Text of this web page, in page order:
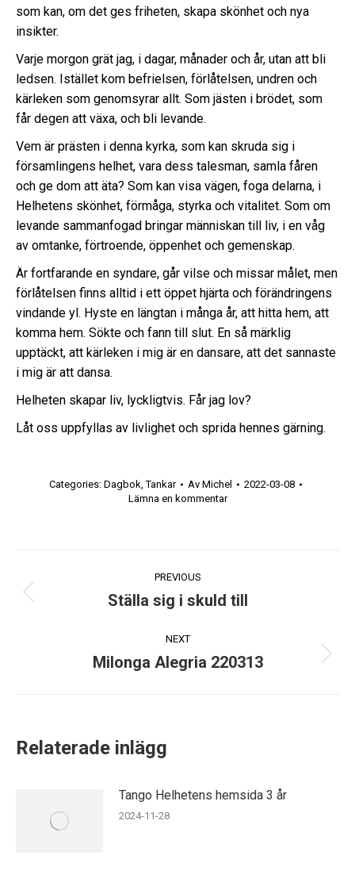
som kan, om det ges friheten, skapa skönhet och nya
insikter.
Varje morgon grät jag, i dagar, månader och år, utan att bli
ledsen. Istället kom befrielsen, förlåtelsen, undren och
kärleken som genomsyrar allt. Som jästen i brödet, som
får degen att växa, och bli levande.
Vem är prästen i denna kyrka, som kan skruda sig i
församlingens helhet, vara dess talesman, samla fåren
och ge dom att äta? Som kan visa vägen, foga delarna, i
Helhetens skönhet, förmåga, styrka och vitalitet. Som om
levande sammanfogad bringar människan till liv, i en våg
av omtanke, förtroende, öppenhet och gemenskap.
Är fortfarande en syndare, går vilse och missar målet, men
förlåtelsen finns alltid i ett öppet hjärta och förändringens
vindande yl. Hyste en längtan i många år, att hitta hem, att
komma hem. Sökte och fann till slut. En så märklig
upptäckt, att kärleken i mig är en dansare, att det sannaste
i mig är att dansa.
Helheten skapar liv, lyckligtvis. Får jag lov?
Låt oss uppfyllas av livlighet och sprida hennes gärning.
Categories: Dagbok,Tankar Av Michel
2022-03-08
Lämna en kommentar
navigation
PREVIOUS
Previous
Ställa sig i skuld till
NEXT
Next
Milonga Alegria 220313
Relaterade inlägg
Tango Helhetens hemsida 3 år
2024-11-28